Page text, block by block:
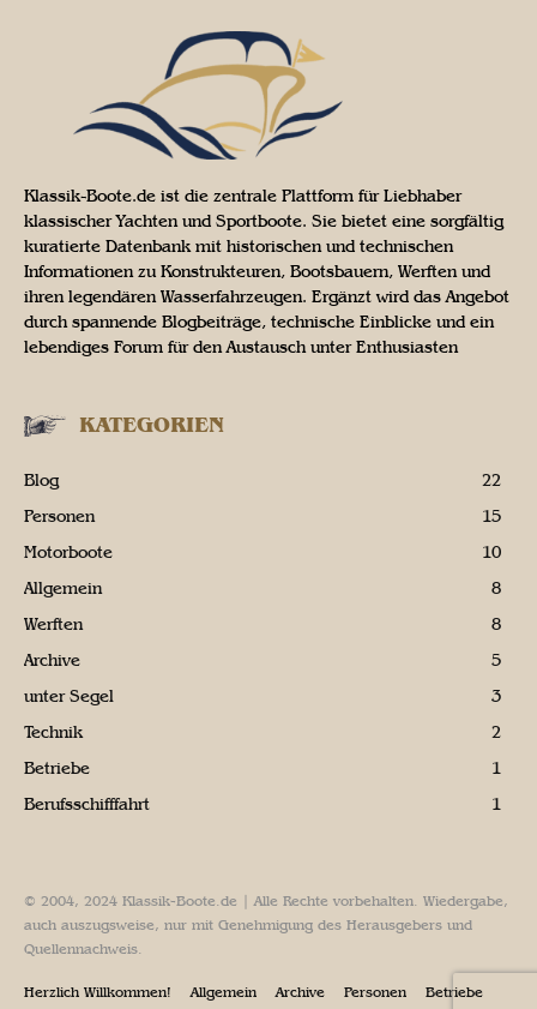
Klassik-Boote.de ist die zentrale Plattform für Liebhaber
klassischer Yachten und Sportboote. Sie bietet eine sorgfältig
kuratierte Datenbank mit historischen und technischen
Informationen zu Konstrukteuren, Bootsbauern, Werften und
ihren legendären Wasserfahrzeugen. Ergänzt wird das Angebot
durch spannende Blogbeiträge, technische Einblicke und ein
lebendiges Forum für den Austausch unter Enthusiasten
KATEGORIEN
Blog
22
Personen
15
Motorboote
10
Allgemein
8
Werften
8
Archive
5
unter Segel
3
Technik
2
Betriebe
1
Berufsschifffahrt
1
© 2004, 2024 Klassik-Boote.de | Alle Rechte vorbehalten. Wiedergabe,
auch auszugsweise, nur mit Genehmigung des Herausgebers und
Quellennachweis.
Herzlich Willkommen! Allgemein Archive Personen
Betriebe